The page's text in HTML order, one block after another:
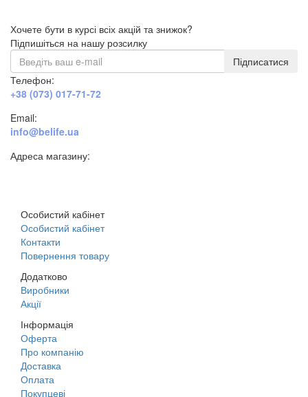
Хочете бути в курсі всіх акцій та знижок?
Підпишіться на нашу розсилку
Підписатися
Телефон:
+38 (073) 017-71-72
Email:
info@belife.ua
Адреса магазину:
Особистий кабінет
Особистий кабінет
Контакти
Повернення товару
Додатково
Виробники
Акції
Інформація
Оферта
Про компанію
Доставка
Оплата
Покупцеві